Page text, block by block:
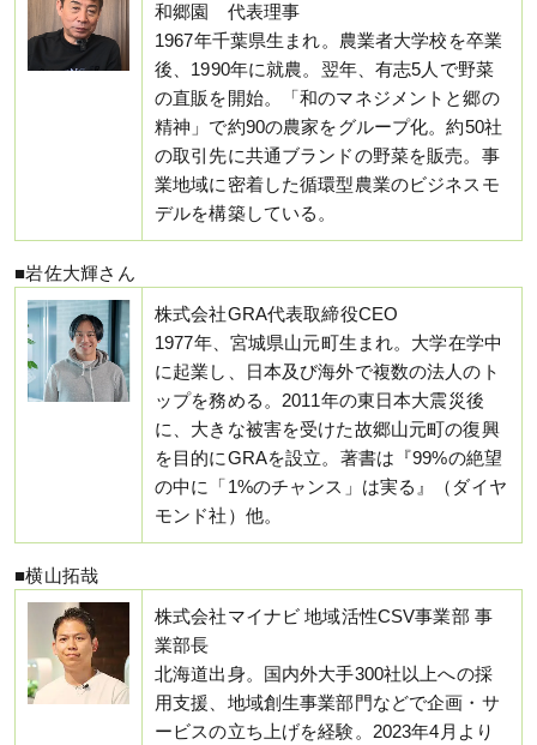
和郷園 代表理事
1967年千葉県生まれ。農業者大学校を卒業
後、1990年に就農。翌年、有志5人で野菜
の直販を開始。「和のマネジメントと郷の
精神」で約90の農家をグループ化。約50社
の取引先に共通ブランドの野菜を販売。事
業地域に密着した循環型農業のビジネスモ
デルを構築している。
■岩佐大輝さん
株式会社GRA代表取締役CEO
1977年、宮城県山元町生まれ。大学在学中
に起業し、日本及び海外で複数の法人のト
ップを務める。2011年の東日本大震災後
に、大きな被害を受けた故郷山元町の復興
を目的にGRAを設立。著書は『99%の絶望
の中に「1%のチャンス」は実る』（ダイヤ
モンド社）他。
■横山拓哉
株式会社マイナビ 地域活性CSV事業部 事
業部長
北海道出身。国内外大手300社以上への採
用支援、地域創生事業部門などで企画・サ
ービスの立ち上げを経験。2023年4月より